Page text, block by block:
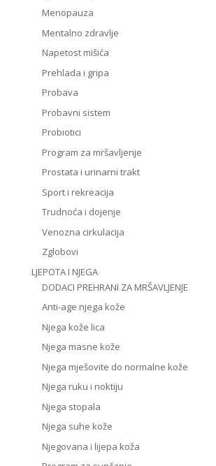
Menopauza
Mentalno zdravlje
Napetost mišića
Prehlada i gripa
Probava
Probavni sistem
Probiotici
Program za mršavljenje
Prostata i urinarni trakt
Sport i rekreacija
Trudnoća i dojenje
Venozna cirkulacija
Zglobovi
LJEPOTA I NJEGA
DODACI PREHRANI ZA MRŠAVLJENJE
Anti-age njega kože
Njega kože lica
Njega masne kože
Njega mješovite do normalne kože
Njega ruku i noktiju
Njega stopala
Njega suhe kože
Njegovana i lijepa koža